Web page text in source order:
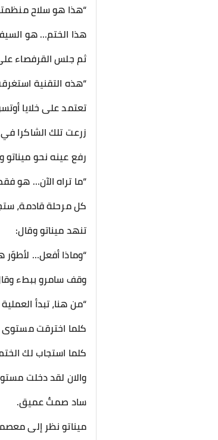
“هذا هو سلاح
هذا الختم… هو
ثم جلس القرفصاء
“هذه التقنية
تعتمد على خلايا
زرعت تلك الشاكرا
رفع عينه نحو ميناتو
“ما تراه الآن… هو
كل مرحلة قادمة،
تنهد ميناتو وقال:
“وماذا أفعل… لأطوّر
وقف سامرو ببطء
“من هنا، تبدأ
كلما اخترقت مستوى
كلما استجاب لك
والان لقد دخلت
ساد صمتٌ عميق.
ميناتو نظر إلى